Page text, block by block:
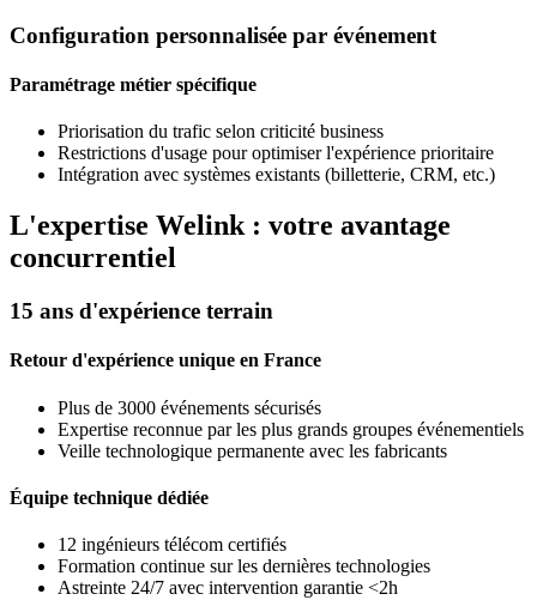
Configuration personnalisée par événement
Paramétrage métier spécifique
Priorisation du trafic selon criticité business
Restrictions d'usage pour optimiser l'expérience prioritaire
Intégration avec systèmes existants (billetterie, CRM, etc.)
L'expertise Welink : votre avantage
concurrentiel
15 ans d'expérience terrain
Retour d'expérience unique en France
Plus de 3000 événements sécurisés
Expertise reconnue par les plus grands groupes événementiels
Veille technologique permanente avec les fabricants
Équipe technique dédiée
12 ingénieurs télécom certifiés
Formation continue sur les dernières technologies
Astreinte 24/7 avec intervention garantie <2h